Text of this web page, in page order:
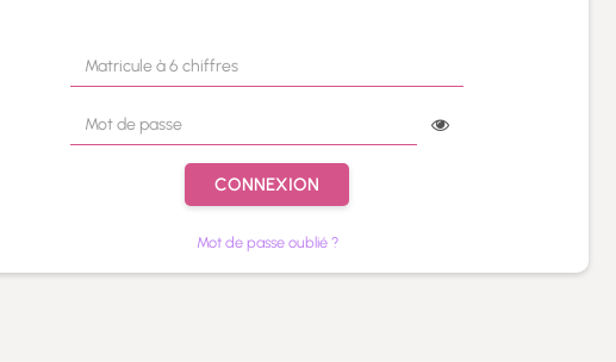
CONNEXION
Mot de passe oublié ?